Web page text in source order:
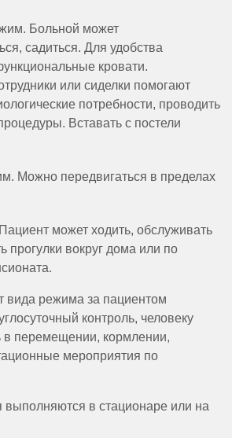
Больной может
садиться. Для удобства
кровати.
или сиделки помогают
потребности, проводить
Вставать с постели
Можно передвигаться в пределах
может ходить, обслуживать
прогулки вокруг дома или по
вида режима за пациентом
контроль, человеку
перемещении, кормлении,
мероприятия по
выполняются в стационаре или на